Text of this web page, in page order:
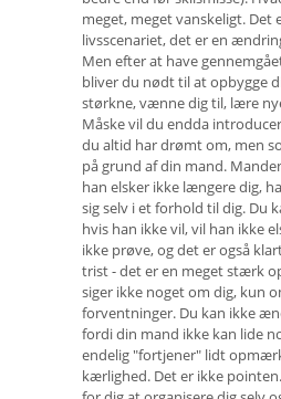
meget, meget vanskeligt. Det
livsscenariet, det er en
Men efter at have
bliver du nødt til at opbygge
størkne, vænne dig til, lære
Måske vil du endda
du altid har drømt om, men
på grund af din mand.
han elsker ikke længere dig,
sig selv i et forhold til dig. Du
hvis han ikke vil, vil han ikke
ikke prøve, og det er også
trist - det er en meget stærk
siger ikke noget om dig, kun
forventninger. Du kan ikke
fordi din mand ikke kan lide
endelig "fortjener" lidt
kærlighed. Det er ikke